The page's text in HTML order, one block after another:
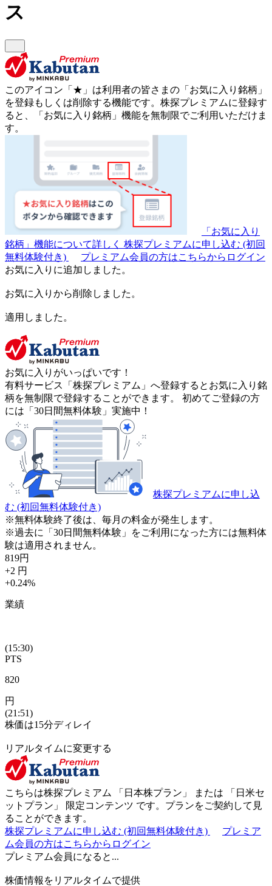
ス
このアイコン 「★」 は利用者の皆さまの 「お気に入り銘柄」
を登録もしくは削除する機能です。 株探プレミアムに登録す
ると、「お気に入り銘柄」機能を無制限でご利用いただけま
す。
「お気に入り
銘柄」機能について詳しく 株探プレミアムに申し込む (初回
無料体験付き)
プレミアム会員の方はこちらからログイン
お気に入りに追加しました。
お気に入りから削除しました。
適用しました。
お気に入りがいっぱいです！
有料サービス「株探プレミアム」へ登録するとお気に入り銘
柄を無制限で登録することができます。 初めてご登録の方
には「30日間無料体験」実施中！
株探プレミアムに申し込
む (初回無料体験付き)
※無料体験終了後は、毎月の料金が発生します。
※過去に「30日間無料体験」をご利用になった方には無料体
験は適用されません。
819円
+2 円
+0.24%
業績
(15:30)
PTS
820
円
(21:51)
株価は15分ディレイ
リアルタイムに変更する
こちらは株探プレミアム 「 日本株プラン 」 または 「 日米セ
ットプラン 」 限定コンテンツ です。プランをご契約して見
ることができます。
株探プレミアムに申し込む (初回無料体験付き)
プレミア
ム会員の方はこちらからログイン
プレミアム会員になると...
株価情報をリアルタイムで提供